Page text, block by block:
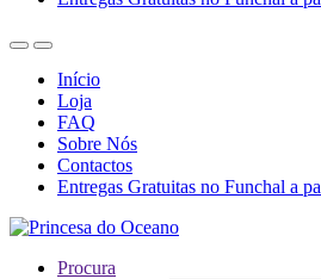
Início
Loja
FAQ
Sobre Nós
Contactos
Entregas Gratuitas no Funchal a
Procura